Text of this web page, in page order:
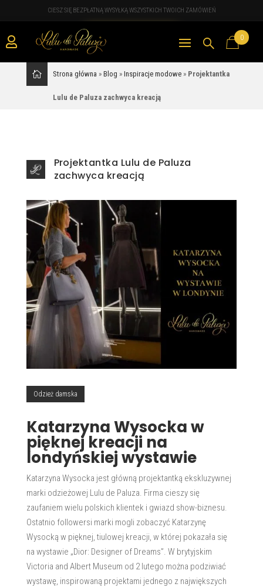
CIESZ SIĘ BEZPŁATNĄ WYSYŁKĄ WSZYSTKICH TWOICH ZAMÓWIEŃ
 0
Strona główna » Blog » Inspiracje modowe» Projektantka
Lulu de Paluza zachwyca kreacją
Projektantka Lulu de Paluza
zachwyca kreacją
Odzież damska
Katarzyna Wysocka w
pięknej kreacji na
londyńskiej wystawie
Katarzyna Wysocka jest główną projektantką ekskluzywnej
marki odzieżowej Lulu de Paluza. Firma cieszy się
zaufaniem wielu polskich klientek i gwiazd show-biznesu.
Ostatnio followersi marki mogli zobaczyć Katarzynę
Wysocką w pięknej, tiulowej kreacji, w której pokazała się
na wystawie „Dior: Designer of Dreams”. W brytyjskim
Victoria and Albert Museum od 2 lutego można podziwiać
wystawę, inspirowaną projektami jednego z największych